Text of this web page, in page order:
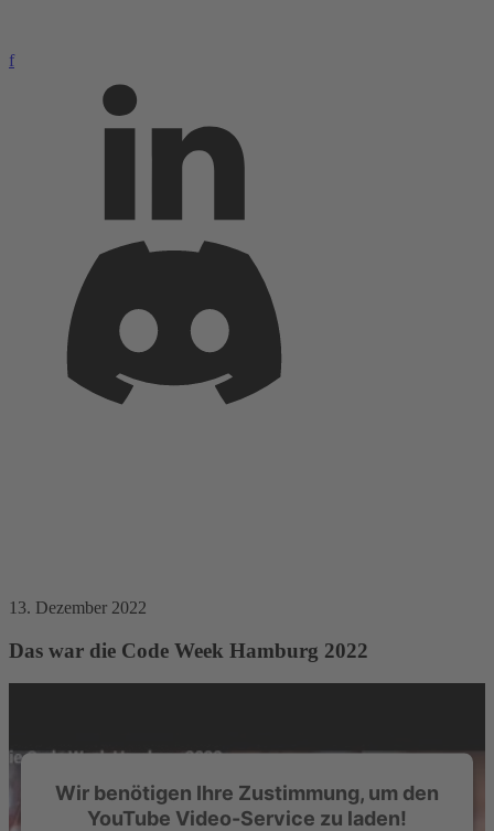
f
13. Dezember 2022
Das war die Code Week Hamburg 2022
Wir benötigen Ihre Zustimmung, um den
YouTube Video-Service zu laden!